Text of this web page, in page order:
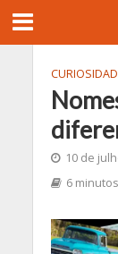
10 de
6